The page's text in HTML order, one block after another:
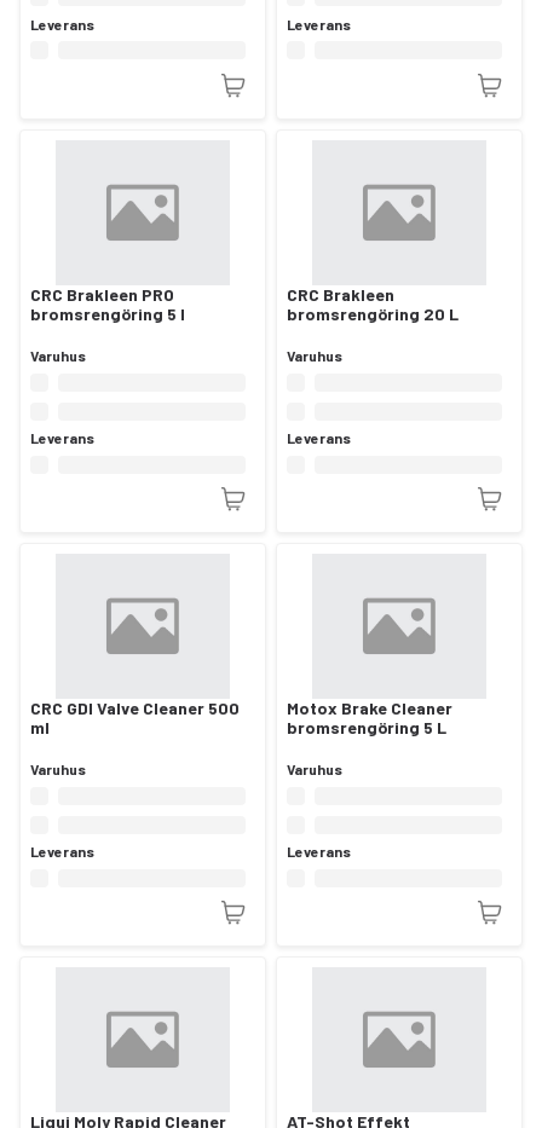
Leverans Leverans
CRC Brakleen PRO
bromsrengöring 5 l
Varuhus
Leverans
CRC Brakleen
bromsrengöring 20 L
Varuhus
Leverans
CRC GDI Valve Cleaner 500
ml
Varuhus
Leverans
Motox Brake Cleaner
bromsrengöring 5 L
Varuhus
Leverans
Liqui Moly Rapid Cleaner
AT-Shot Effekt